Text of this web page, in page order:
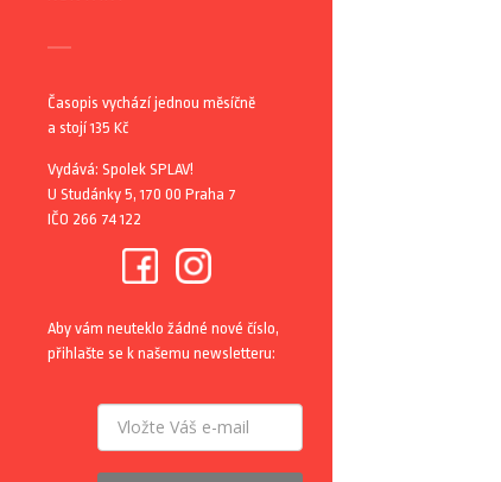
Časopis vychází jednou měsíčně
a stojí 135 Kč
Vydává: Spolek SPLAV!
U Studánky 5, 170 00 Praha 7
IČO 266 74 122
Aby vám neuteklo žádné nové číslo,
přihlašte se k našemu newsletteru: